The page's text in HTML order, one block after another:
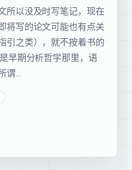
所以没及时写笔记，现在
将写的论文可能也有点关
引之类），就不按着书的
早期分析哲学那里，语
谓…